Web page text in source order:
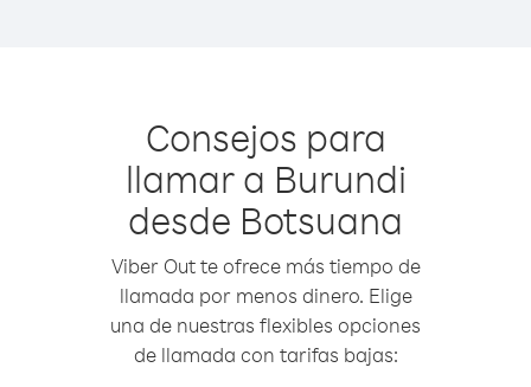
Consejos para
llamar a Burundi
desde Botsuana
Viber Out te ofrece más tiempo de
llamada por menos dinero. Elige
una de nuestras flexibles opciones
de llamada con tarifas bajas: